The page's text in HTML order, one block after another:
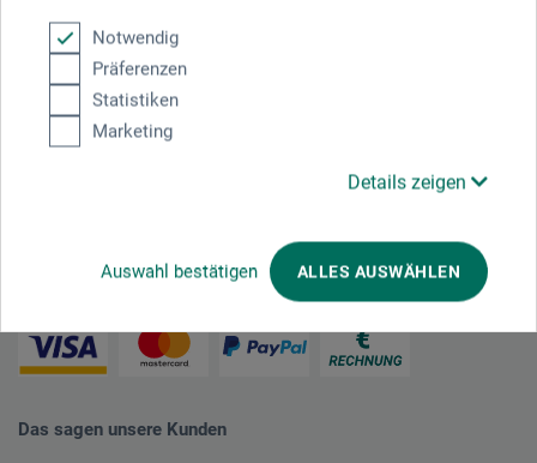
Notwendig
Präferenzen
Statistiken
Marketing
Details zeigen
Auswahl bestätigen ALLES AUSWÄHLEN
Mit diesem Logo möchten wir zeigen, dass wir Kunde bei Der Grüne Punkt –
für Deutschland am dualen System Der Grüne Punkt beteiligen.
Zahlungsarten im Onlineshop
Das sagen unsere Kunden